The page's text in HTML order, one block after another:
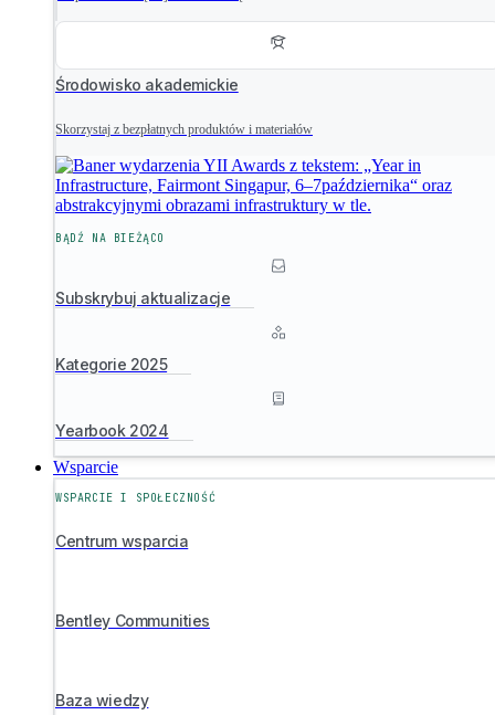
Środowisko akademickie
Skorzystaj z bezpłatnych produktów i materiałów
BĄDŹ NA BIEŻĄCO
Subskrybuj aktualizacje
Kategorie 2025
Yearbook 2024
Wsparcie
WSPARCIE I SPOŁECZNOŚĆ
Centrum wsparcia
Bentley Communities
Baza wiedzy